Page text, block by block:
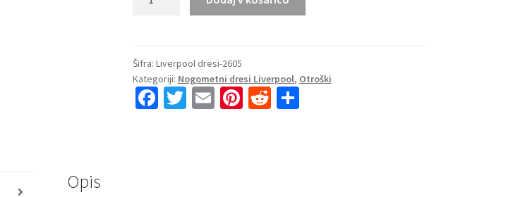
dresi
Liverpool
Tretji
Šifra: Liverpool dresi-2605
Kategoriji: Nogometni dresi Liverpool, Otroški
Fa T E Pi R S
Opis